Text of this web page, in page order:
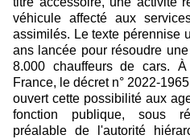
véhicule affecté aux
assimilés. Le texte pérennise
ans lancée pour résoudre
8.000 chauffeurs de cars.
France, le décret n° 2022-
ouvert cette possibilité aux
fonction publique, sous
préalable de l'autorité